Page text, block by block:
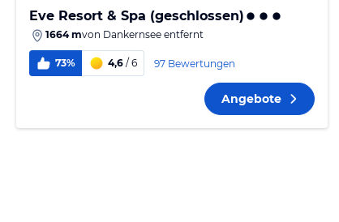
Eve Resort & Spa (geschlossen)
1664 mvon Dankernsee entfernt
73% 4,6 / 6 97 Bewertungen
Angebote